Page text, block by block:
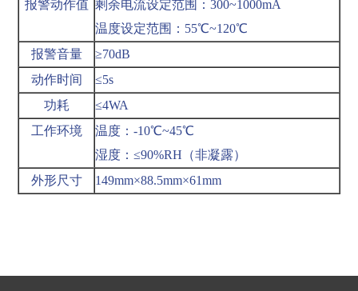
报警动作值 剩余电流设定范围：300~1000mA
温度设定范围：55℃~120℃
报警音量
≥70dB
动作时间
≤5s
功耗
≤4WA
工作环境
温度：-10℃~45℃
湿度：≤90%RH（非凝露）
外形尺寸
149mm×88.5mm×61mm